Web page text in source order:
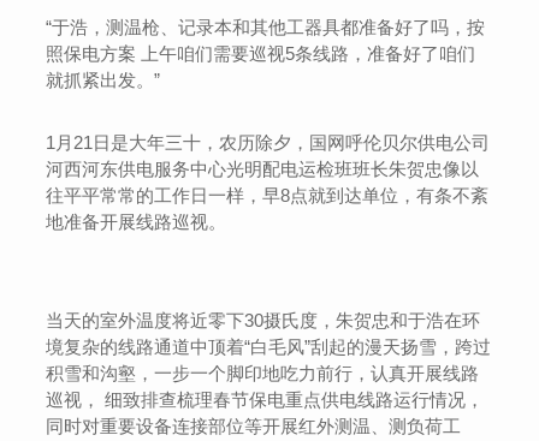
“于浩，测温枪、记录本和其他工器具都准备好了吗，按
照保电方案 上午咱们需要巡视5条线路，准备好了咱们
就抓紧出发。”
1月21日是大年三十，农历除夕，国网呼伦贝尔供电公司
河西河东供电服务中心光明配电运检班班长朱贺忠像以
往平平常常的工作日一样，早8点就到达单位，有条不紊
地准备开展线路巡视。
当天的室外温度将近零下30摄氏度，朱贺忠和于浩在环
境复杂的线路通道中顶着“白毛风”刮起的漫天扬雪，跨过
积雪和沟壑，一步一个脚印地吃力前行，认真开展线路
巡视， 细致排查梳理春节保电重点供电线路运行情况，
同时对重要设备连接部位等开展红外测温、测负荷工